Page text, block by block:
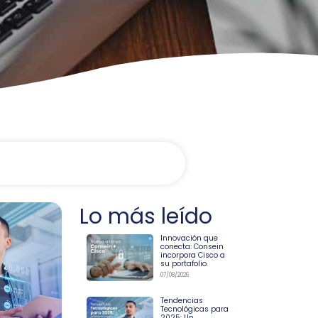
Lo más leído
Innovación que
conecta: Consein
incorpora Cisco a
su portafolio.
07/08/2026
Tendencias
Tecnológicas para